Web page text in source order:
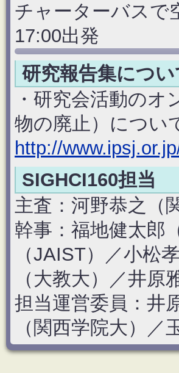
チャーターバスで
17:00出発
研究報告集につい
・研究会活動の
物の廃止）につい
http://
SIGHCI160担当
主査：河野恭之（
幹事：福地健太郎
（JAIST）／小松
（大教大）／井
担当運営委員：井
（関西学院大）